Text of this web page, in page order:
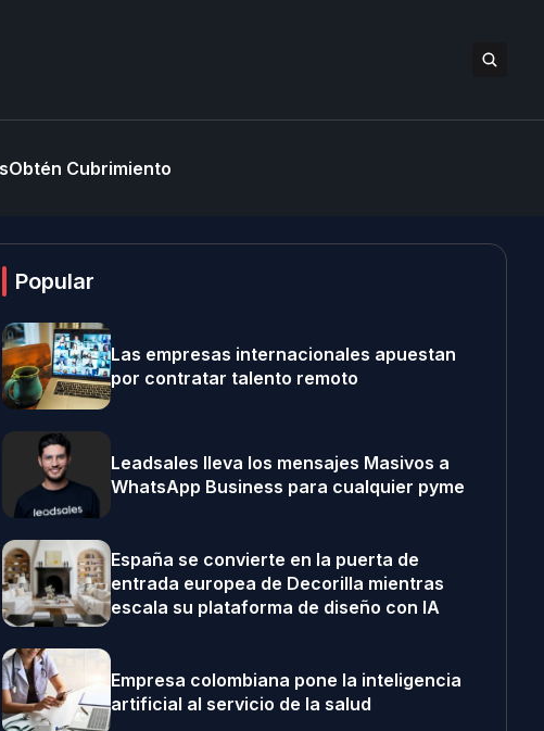
Obtén Cubrimiento
Popular
Las empresas internacionales apuestan
por contratar talento remoto
Leadsales lleva los mensajes Masivos a
WhatsApp Business para cualquier pyme
España se convierte en la puerta de
entrada europea de Decorilla mientras
escala su plataforma de diseño con IA
Empresa colombiana pone la inteligencia
artificial al servicio de la salud